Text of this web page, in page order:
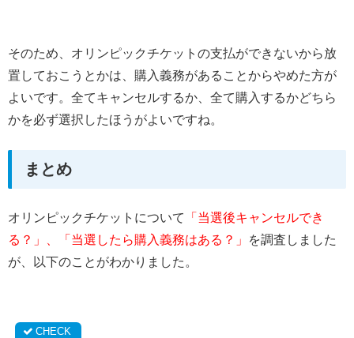
そのため、オリンピックチケットの支払ができないから放
置しておこうとかは、購入義務があることからやめた方が
よいです。全てキャンセルするか、全て購入するかどちら
かを必ず選択したほうがよいですね。
まとめ
オリンピックチケットについて
「当選後キャンセルでき
る？」、「当選したら購入義務はある？」
を調査しました
が、以下のことがわかりました。